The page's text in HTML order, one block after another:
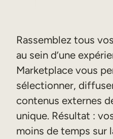
Rassemblez tous
au sein d’une
Marketplace vous
sélectionner,
contenus externes
unique. Résultat :
moins de temps sur